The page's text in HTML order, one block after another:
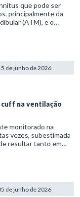
que pode ser
principalmente da
(ATM), e o
de junho de 2026
na ventilação
monitorado na
vezes, subestimada
resultar tanto em
de junho de 2026